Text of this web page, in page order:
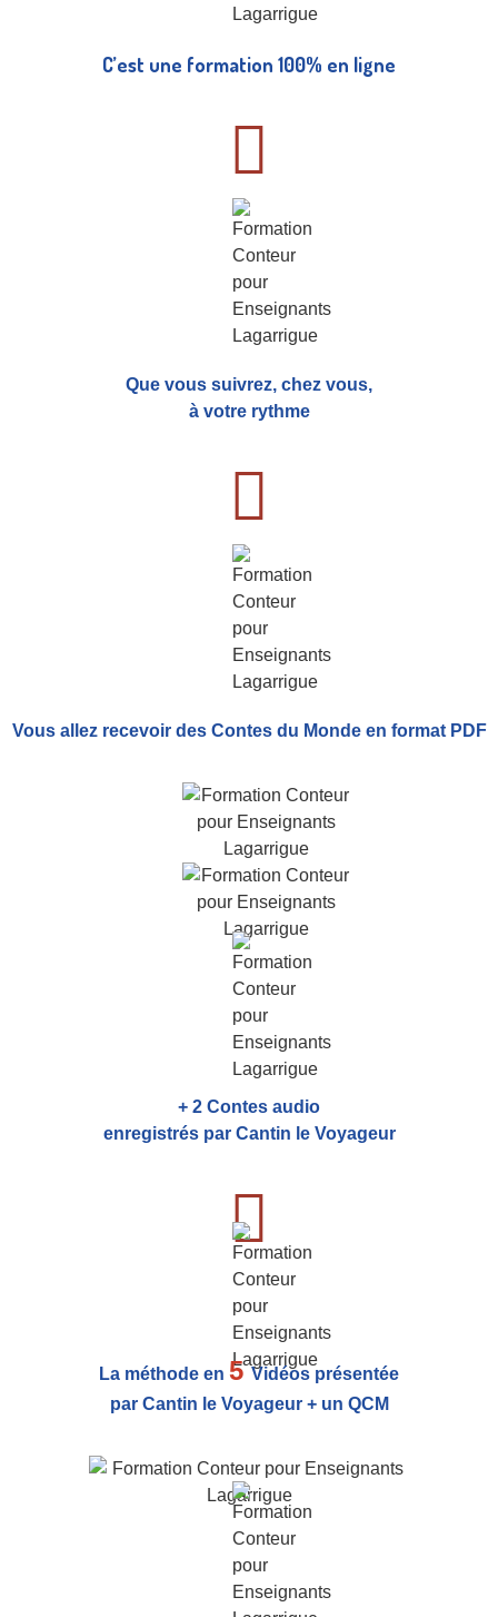
C’est une formation 100% en ligne
Que vous suivrez, chez vous,
à votre rythme
Vous allez recevoir des Contes du Monde en format PDF
+ 2 Contes audio
enregistrés par Cantin le Voyageur
La méthode en 5Vidéos présentée
par Cantin le Voyageur + un QCM